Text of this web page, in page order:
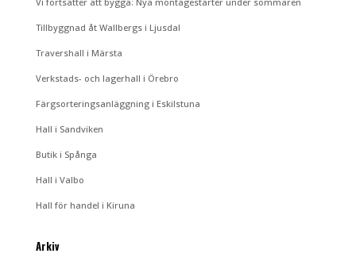
Tillbyggnad åt Wallbergs i Ljusdal
Travershall i Märsta
Verkstads- och lagerhall i Örebro
Färgsorteringsanläggning i Eskilstuna
Hall i Sandviken
Butik i Spånga
Hall i Valbo
Hall för handel i Kiruna
Arkiv